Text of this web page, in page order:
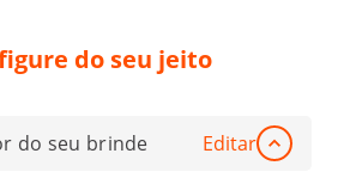
do seu jeito
do seu brinde Editar